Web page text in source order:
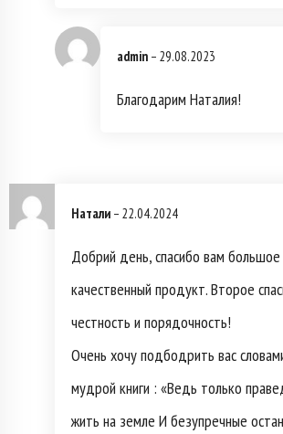
admin – 29.08.2023
Благодарим Наталия!
Натали – 22.04.2024
Добрий день, спасибо вам
качественный продукт. Второе
честность и порядочность!
Очень хочу подбодрить вас
мудрой книги : «Ведь только
жить на земле И безупречные